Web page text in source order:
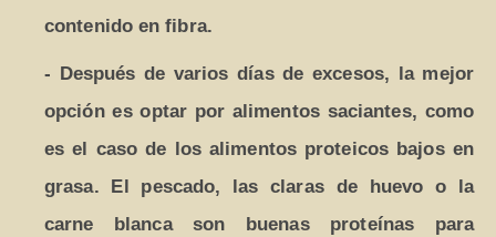
contenido en fibra.
- Después de varios días de excesos, la mejor
opción es optar por alimentos saciantes, como
es el caso de los alimentos proteicos bajos en
grasa. El pescado, las claras de huevo o la
carne blanca son buenas proteínas para